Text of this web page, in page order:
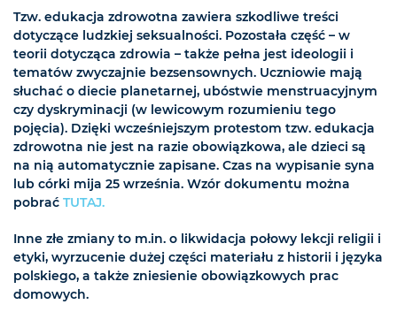
Tzw. edukacja zdrowotna zawiera szkodliwe treści
dotyczące ludzkiej seksualności. Pozostała część – w
teorii dotycząca zdrowia – także pełna jest ideologii i
tematów zwyczajnie bezsensownych. Uczniowie mają
słuchać o diecie planetarnej, ubóstwie menstruacyjnym
czy dyskryminacji (w lewicowym rozumieniu tego
pojęcia). Dzięki wcześniejszym protestom tzw. edukacja
zdrowotna nie jest na razie obowiązkowa, ale dzieci są
na nią automatycznie zapisane. Czas na wypisanie syna
lub córki mija 25 września. Wzór dokumentu można
pobrać TUTAJ.
Inne złe zmiany to m.in. o likwidacja połowy lekcji religii i
etyki, wyrzucenie dużej części materiału z historii i języka
polskiego, a także zniesienie obowiązkowych prac
domowych.